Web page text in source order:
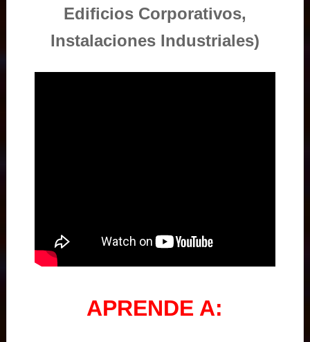
Edificios Corporativos,
Instalaciones Industriales)
APRENDE A: